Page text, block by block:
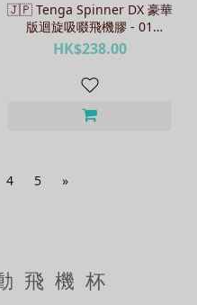
🇯🇵 Tenga Spinner DX 豪華
版迴旋吸啜飛機膠 - 01
DROPS / 02 BUMPS / 03
STEPS
HK$238.00
4 5 »
飛 機 杯